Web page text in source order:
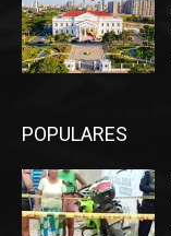
POPULARES